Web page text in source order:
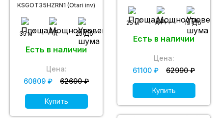
KSGOT35HZRN1 (Otari inv)
35 м2 A 25 Дб
Есть в наличии
Цена:
60809 ₽
62690 ₽
Купить
25 м2 A+++ 19 Дб
Есть в наличии
Цена:
61100 ₽
62990 ₽
Купить